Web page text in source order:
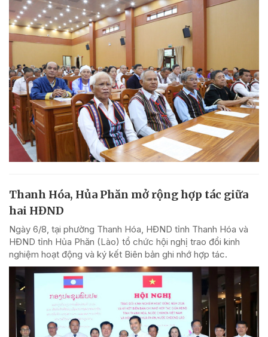
Thanh Hóa, Hủa Phăn mở rộng hợp tác giữa
hai HĐND
Ngày 6/8, tại phường Thanh Hóa, HĐND tỉnh Thanh Hóa và
HĐND tỉnh Hủa Phăn (Lào) tổ chức hội nghị trao đổi kinh
nghiệm hoạt động và ký kết Biên bản ghi nhớ hợp tác.